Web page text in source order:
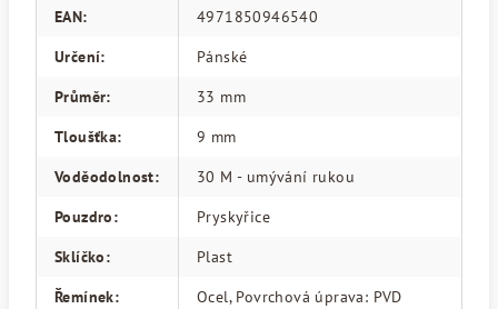
EAN:
4971850946540
Určení:
Pánské
Průměr:
33 mm
Tloušťka:
9 mm
Voděodolnost:
30 M - umývání rukou
Pouzdro:
Pryskyřice
Sklíčko:
Plast
Řemínek:
Ocel, Povrchová úprava: PVD